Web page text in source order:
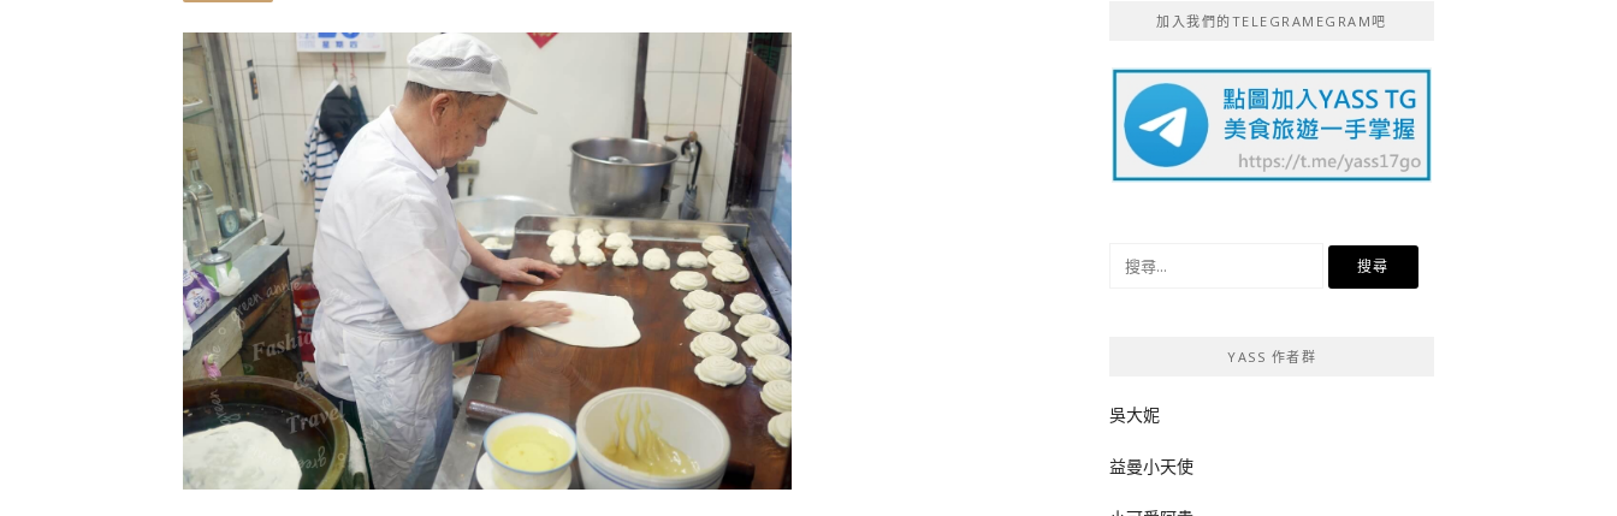
加入我們的TELEGRAMEGRAM吧
YASS 作者群
吳大妮
益曼小天使